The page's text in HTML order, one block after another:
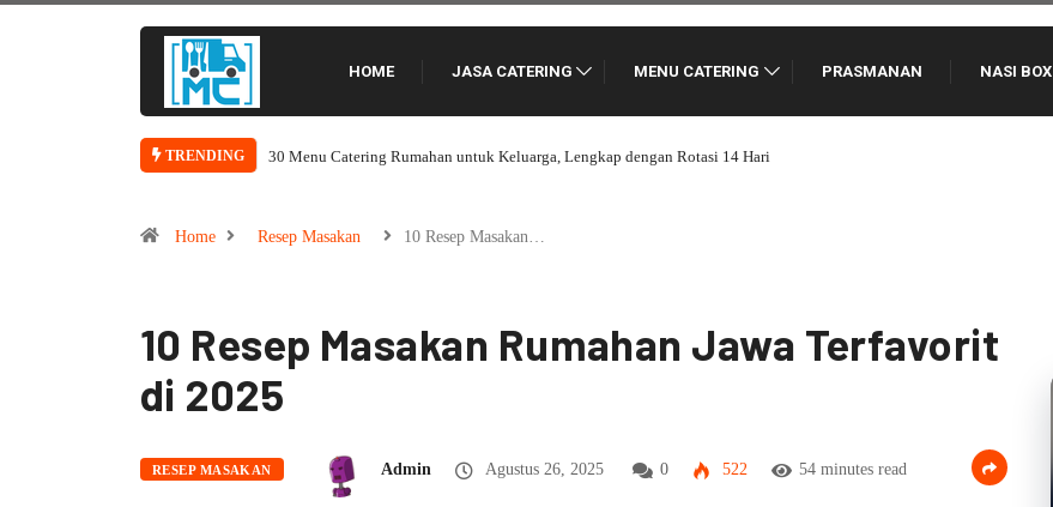
HOME JASA CATERING MENU CATERING PRASMANAN NASI BOX
TRENDING 12 Ide Menu Catering Kantoran Agar Karyawan Tidak Cepat Bosan
Home Resep Masakan 10 Resep Masakan…
10 Resep Masakan Rumahan Jawa Terfavorit
di 2025
RESEP MASAKAN Admin Agustus 26, 2025 0 522 54 minutes read